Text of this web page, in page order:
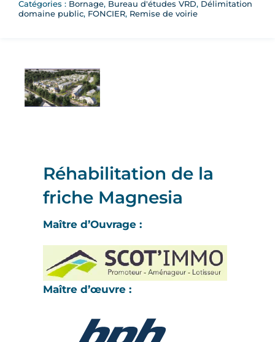
Catégories : Bornage, Bureau d'études VRD, Délimitation
domaine public, FONCIER, Remise de voirie
Réhabilitation de la
friche Magnesia
Maître d’Ouvrage :
Maître d’œuvre :